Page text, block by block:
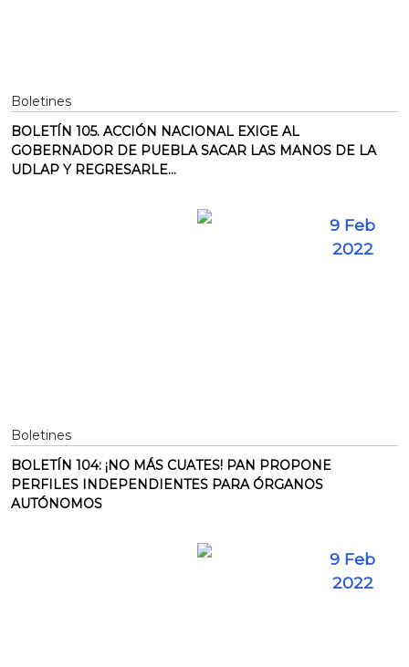
Boletines
BOLETÍN 105. ACCIÓN NACIONAL EXIGE AL
GOBERNADOR DE PUEBLA SACAR LAS MANOS DE LA
UDLAP Y REGRESARLE...
9 Feb
2022
Boletines
BOLETÍN 104: ¡NO MÁS CUATES! PAN PROPONE
PERFILES INDEPENDIENTES PARA ÓRGANOS
AUTÓNOMOS
9 Feb
2022